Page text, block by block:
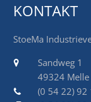
KONTAKT
StoeMa
Sandweg 1
49324 Melle
(0 54 22) 92